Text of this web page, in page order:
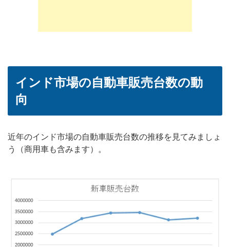
インド市場の自動車販売台数の動
向
近年のインド市場の自動車販売台数の推移を見てみましょ
う（商用車も含みます）。